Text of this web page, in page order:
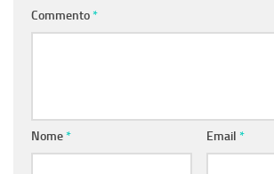
Commento*
Nome* Email *